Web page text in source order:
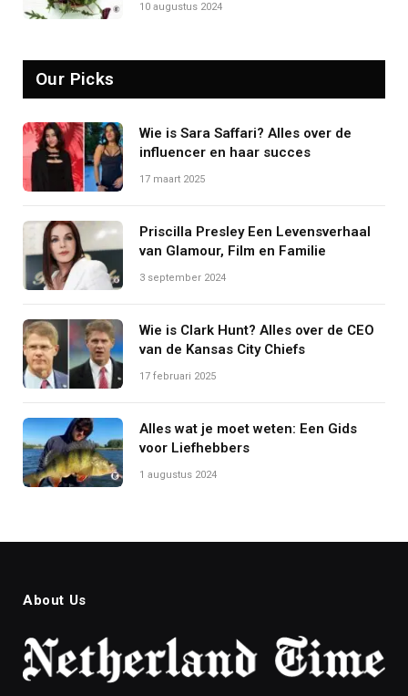
10 augustus 2024
Our Picks
Wie is Sara Saffari? Alles over de
influencer en haar succes
17 maart 2025
Priscilla Presley Een Levensverhaal
van Glamour, Film en Familie
3 september 2024
Wie is Clark Hunt? Alles over de CEO
van de Kansas City Chiefs
17 februari 2025
Alles wat je moet weten: Een Gids
voor Liefhebbers
1 augustus 2024
About Us